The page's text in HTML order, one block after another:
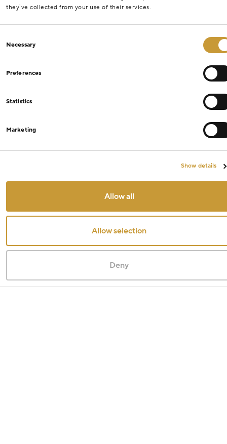
they’ve collected from your use of their services.
Selection
Necessary
Preferences
Statistics
Marketing
Show details
Allow all
Allow selection
Deny